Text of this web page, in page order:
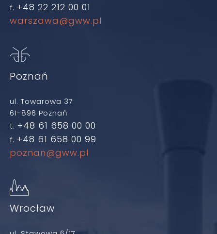
f. +48 22 212 00 01
warszawa@gww.pl
Poznań
ul. Towarowa 37
61-896 Poznań
t. +48 61 658 00 00
f. +48 61 658 00 99
poznan@gww.pl
Wrocław